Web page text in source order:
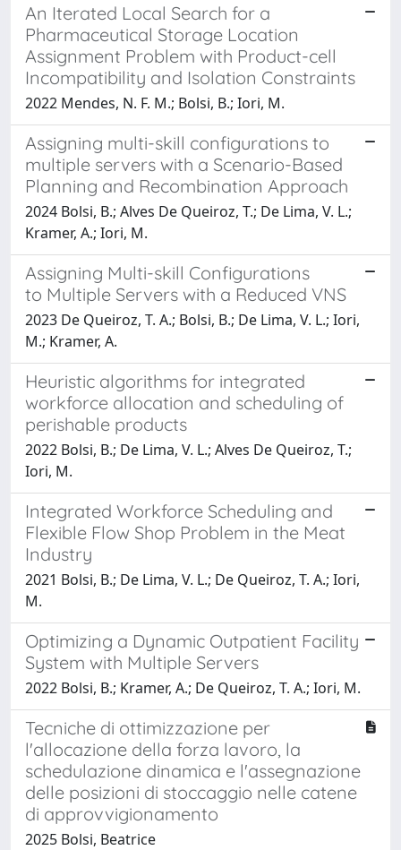
An Iterated Local Search for a
Pharmaceutical Storage Location
Assignment Problem with Product-cell
Incompatibility and Isolation Constraints
2022 Mendes, N. F. M.; Bolsi, B.; Iori, M.
Assigning multi-skill configurations to
multiple servers with a Scenario-Based
Planning and Recombination Approach
2024 Bolsi, B.; Alves De Queiroz, T.; De Lima, V. L.;
Kramer, A.; Iori, M.
Assigning Multi-skill Configurations
to Multiple Servers with a Reduced VNS
2023 De Queiroz, T. A.; Bolsi, B.; De Lima, V. L.; Iori,
M.; Kramer, A.
Heuristic algorithms for integrated
workforce allocation and scheduling of
perishable products
2022 Bolsi, B.; De Lima, V. L.; Alves De Queiroz, T.;
Iori, M.
Integrated Workforce Scheduling and
Flexible Flow Shop Problem in the Meat
Industry
2021 Bolsi, B.; De Lima, V. L.; De Queiroz, T. A.; Iori,
M.
Optimizing a Dynamic Outpatient Facility
System with Multiple Servers
2022 Bolsi, B.; Kramer, A.; De Queiroz, T. A.; Iori, M.
Tecniche di ottimizzazione per
l'allocazione della forza lavoro, la
schedulazione dinamica e l'assegnazione
delle posizioni di stoccaggio nelle catene
di approvvigionamento
2025 Bolsi, Beatrice